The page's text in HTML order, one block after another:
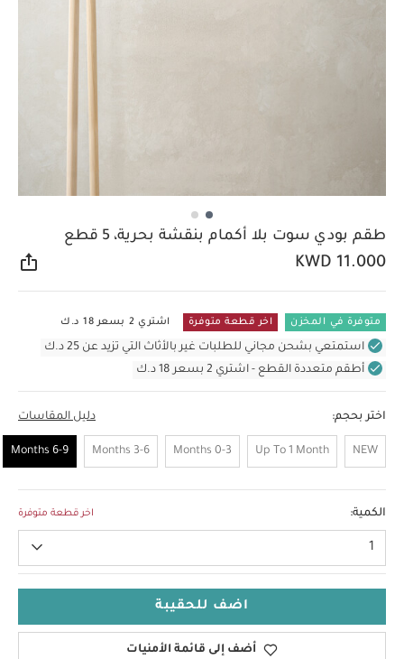
طقم بودي سوت بلا أكمام بنقشة بحرية، 5 قطع
KWD 11.000
متوفرة في المخزن اخر قطعة متوفرة اشتري 2 بسعر 18 د.ك
استمتعي بشحن مجاني للطلبات غير بالأثاث التي تزيد عن 25 د.ك
أطقم متعددة القطع - اشتري 2 بسعر 18 د.ك
اختر بحجم: دليل المقاسات
NEW
Up To 1 Month
0-3 Months
3-6 Months
6-9 Months
الكمية: اخر قطعة متوفرة
1
اضف للحقيبة
أضف إلى قائمة الأمنيات